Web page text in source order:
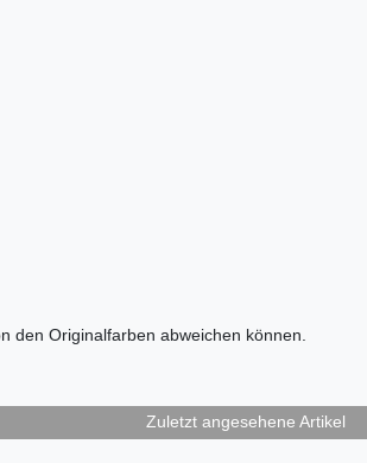
den Originalfarben abweichen können.
Zuletzt angesehene Artikel